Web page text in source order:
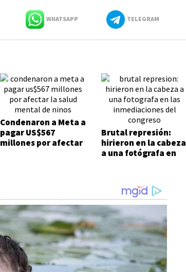
WHATSAPP TELEGRAM
Condenaron a Meta a
pagar US$567
millones por afectar
Brutal represión:
hirieron en la cabeza
a una fotógrafa en